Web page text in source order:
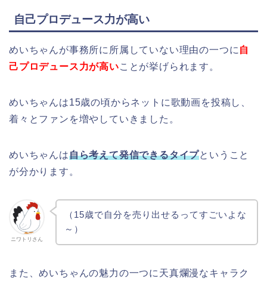
自己プロデュース力が高い
めいちゃんが事務所に所属していない理由の一つに 自
己プロデュース力が高いことが挙げられます。
めいちゃんは15歳の頃からネットに歌動画を投稿し、
着々とファンを増やしていきました。
めいちゃんは自ら考えて発信できるタイプということ
が分かります。
ニワトリさん
（15歳で自分を売り出せるってすごいよな
～）
また、めいちゃんの魅力の一つに天真爛漫なキャラク